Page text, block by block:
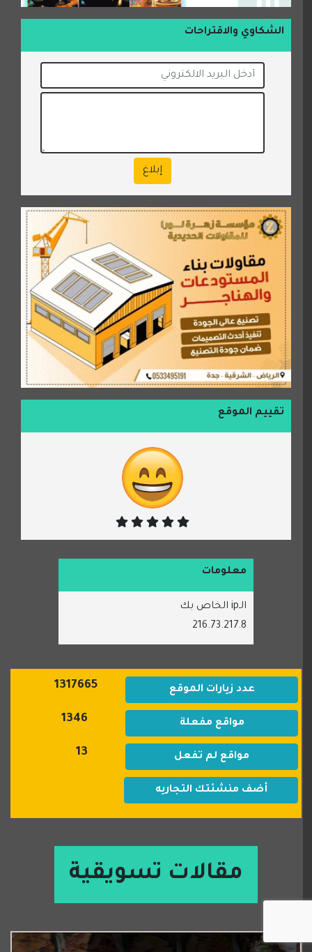
الشكاوي والاقتراحات
إبلاغ
تقييم الموقع
معلومات
الـip الخاص بك
216.73.217.8
عدد زيارات الموقع 1317665
مواقع مفعلة 1346
مواقع لم تفعل 13
أضف منشئتك التجاريه
مقالات تسويقية